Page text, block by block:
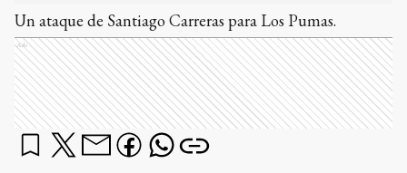
Un ataque de Santiago Carreras para Los Pumas.
Ads